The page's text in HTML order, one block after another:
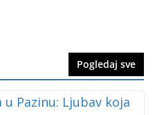
Pogledaj sve